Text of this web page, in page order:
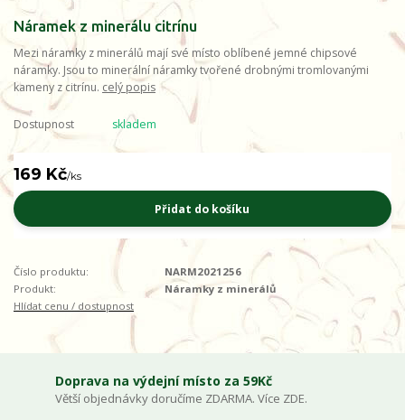
Náramek z minerálu citrínu
Mezi náramky z minerálů mají své místo oblíbené jemné chipsové
náramky. Jsou to minerální náramky tvořené drobnými tromlovanými
kameny z citrínu. celý popis
Dostupnost skladem
169 Kč/ks
Přidat do košíku
Číslo produktu:
NARM2021256
Produkt:
Náramky z minerálů
Hlídat cenu / dostupnost
Doprava na výdejní místo za 59Kč
Větší objednávky doručíme ZDARMA. Více ZDE.